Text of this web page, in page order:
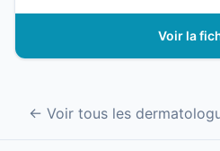
Voir la
← Voir tous les